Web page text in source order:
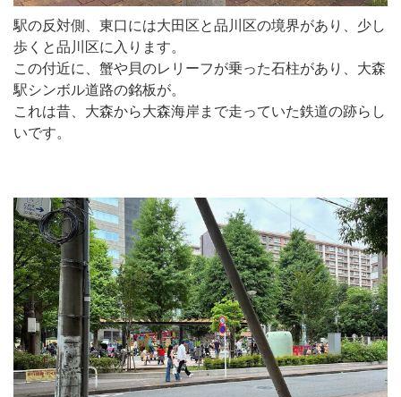
駅の反対側、東口には大田区と品川区の境界があり、少し
歩くと品川区に入ります。
この付近に、蟹や貝のレリーフが乗った石柱があり、大森
駅シンボル道路の銘板が。
これは昔、大森から大森海岸まで走っていた鉄道の跡らし
いです。